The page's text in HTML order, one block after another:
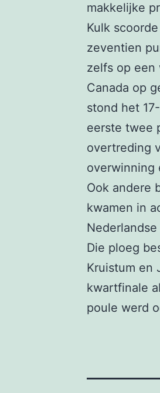
makkelijke
Kulk
zeventien
zelfs op een
Canada op
stond het
eerste twee
overtreding
overwinning
Ook andere
kwamen in
Nederlandse
Die ploeg
Kruistum en
kwartfinale
poule werd